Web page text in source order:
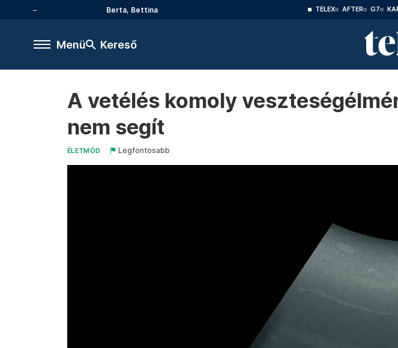
Berta, Bettina TELEX AFTER G7
Menü Kereső
A vetélés komoly
nem segít
ÉLETMÓD Legfontosabb